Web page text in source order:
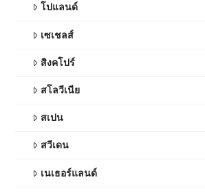
โปแลนด์
เซเชลส์
สิงคโปร์
สโลวีเนีย
สเปน
สวีเดน
เนเธอร์แลนด์